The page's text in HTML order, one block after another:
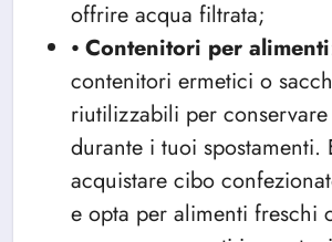
offrire acqua filtrata;
⦁ Contenitori per alimenti
contenitori ermetici o
riutilizzabili per
durante i tuoi spostamenti.
acquistare cibo
e opta per alimenti freschi